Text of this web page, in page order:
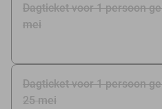
Dagticket voor 1 persoon
mei
Dagticket voor 1 persoon
25 mei